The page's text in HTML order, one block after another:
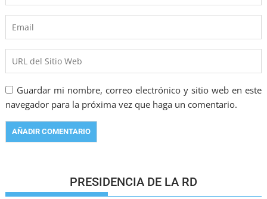
Guardar mi nombre, correo electrónico y sitio web en este
navegador para la próxima vez que haga un comentario.
PRESIDENCIA DE LA RD